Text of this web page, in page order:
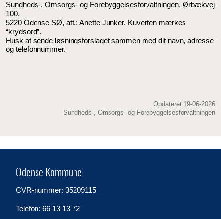
Sundheds-, Omsorgs- og Forebyggelsesforvaltningen, Ørbækvej
100,
5220 Odense SØ, att.: Anette Junker. Kuverten mærkes
“krydsord”.
Husk at sende løsningsforslaget sammen med dit navn, adresse
og telefonnummer.
Opdateret 19-06-2026
Sundheds-, Omsorgs- og Forebyggelsesforvaltningen
Odense Kommune
CVR-nummer: 35209115
Telefon: 66 13 13 72